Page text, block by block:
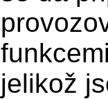
jelikož